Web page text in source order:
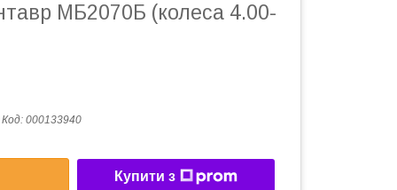
МБ2070Б (колеса 4.00-
Код: 000133940
Купити з